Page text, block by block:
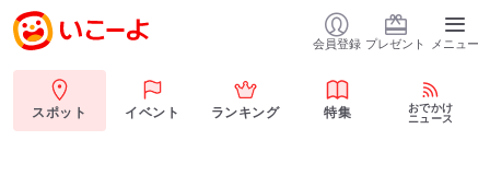
会員登録 プレゼント メニュー
スポット イベント ランキング 特集
おでかけ
ニュース